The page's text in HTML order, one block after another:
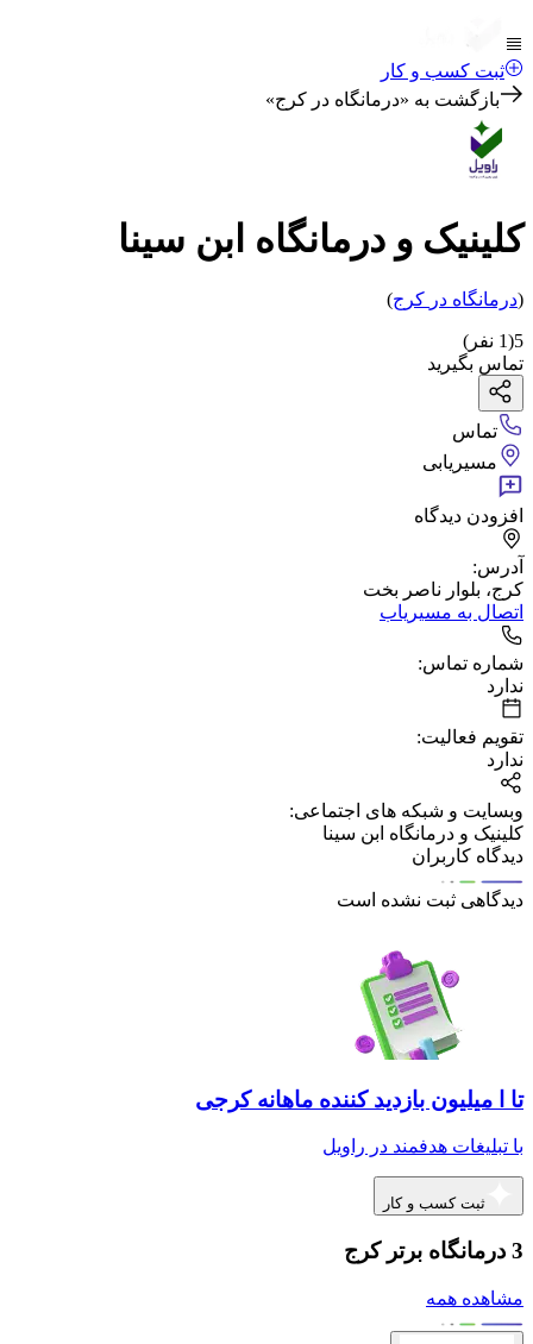
ثبت کسب و کار
بازگشت به «درمانگاه در کرج»
کلینیک و درمانگاه ابن سینا
(درمانگاه در کرج)
5
(
1 نفر)
تماس بگیرید
تماس
مسیریابی
افزودن دیدگاه
آدرس:
کرج، بلوار ناصر بخت
اتصال به مسیریاب
شماره تماس:
ندارد
تقویم فعالیت:
ندارد
وبسایت و شبکه های اجتماعی:
کلینیک و درمانگاه ابن سینا
دیدگاه کاربران
دیدگاهی ثبت نشده است
تا ا میلیون بازدید کننده ماهانه کرجی
با تبلیغات هدفمند در راویل
ثبت کسب و کار
3 درمانگاه برتر کرج
مشاهده همه